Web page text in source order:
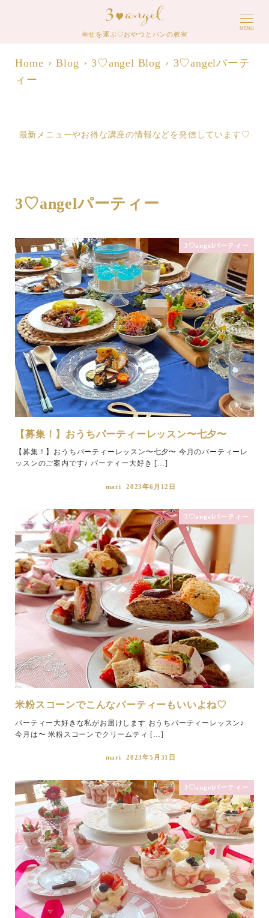
幸せを運ぶ♡おやつとパンの教室
MENU
Home Blog 3♡angel Blog
3♡angelパーテ
ィー
最新メニューやお得な講座の情報などを発信しています♡
3♡angelパーティー
3♡angelパーティー
【募集！】おうちパーティーレッスン〜七夕〜
【募集！】おうちパーティーレッスン〜七夕〜 今月のパーティーレ
ッスンのご案内です♪ パーティー大好き […]
mari 2023年6月12日
3♡angelパーティー
米粉スコーンでこんなパーティーもいいよね♡
パーティー大好きな私がお届けします おうちパーティーレッスン♪
今月は〜 米粉スコーンでクリームティ […]
mari 2023年5月31日
3♡angelパーティー